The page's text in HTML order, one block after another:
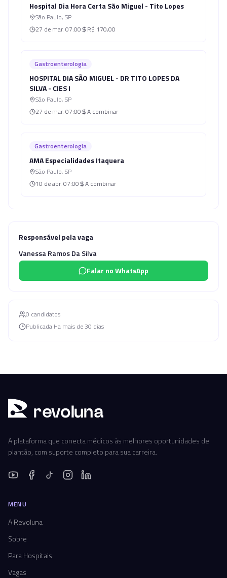
Hospital Dia Hora Certa São Miguel - Tito Lopes
São Paulo, SP
27 de mar. 07:00 R$ 170,00
Gastroenterologia
HOSPITAL DIA SÃO MIGUEL - DR TITO LOPES DA
SILVA - CIES I
São Paulo, SP
27 de mar. 07:00 A combinar
Gastroenterologia
AMA Especialidades Itaquera
São Paulo, SP
10 de abr. 07:00 A combinar
Responsável pela vaga
Vanessa Ramos Da Silva
Falar no WhatsApp
0 candidatos
Publicada Ha mais de 30 dias
revoluna
A plataforma que conecta médicos às melhores oportunidades de
plantão, com suporte completo para sua carreira.
MENU
A Revoluna
Sobre
Para Hospitais
Vagas